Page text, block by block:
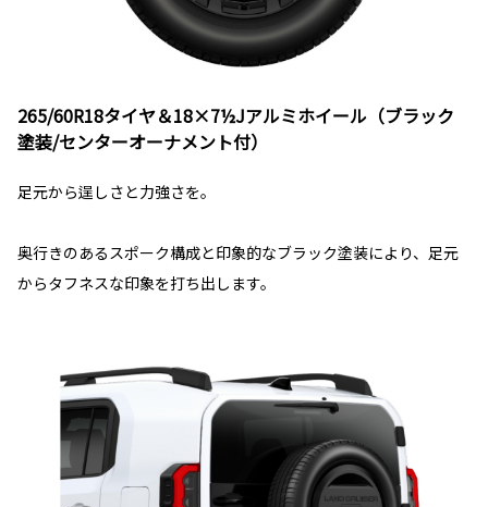
265/60R18タイヤ＆18×7½Jアルミホイール（ブラック
塗装/センターオーナメント付）
足元から逞しさと力強さを。
奥行きのあるスポーク構成と印象的なブラック塗装により、足元
からタフネスな印象を打ち出します。